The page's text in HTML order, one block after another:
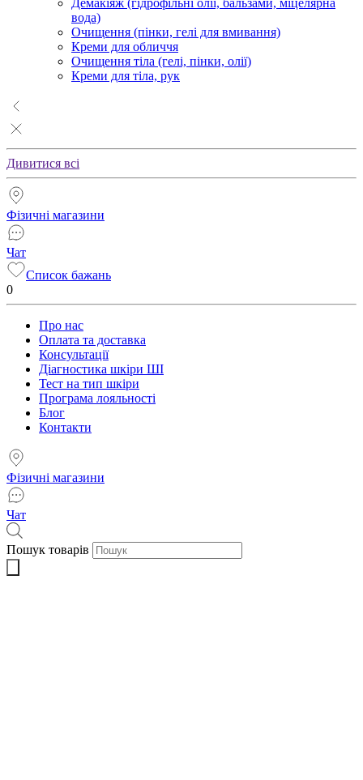
Демакіяж (гідрофільні олії, бальзами, міцелярна
вода)
Очищення (пінки, гелі для вмивання)
Креми для обличчя
Очищення тіла (гелі, пінки, олії)
Креми для тіла, рук
Дивитися всі
Фізичні магазини
Чат
Список бажань
0
Про нас
Оплата та доставка
Консультації
Діагностика шкіри ШІ
Тест на тип шкіри
Програма лояльності
Блог
Контакти
Фізичні магазини
Чат
Пошук товарів